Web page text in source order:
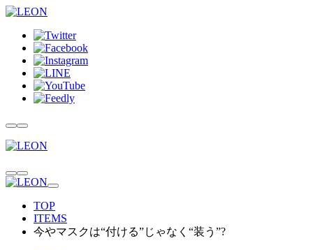
TOP
ITEMS
今やマスクは“付ける”じゃなく“装う”?